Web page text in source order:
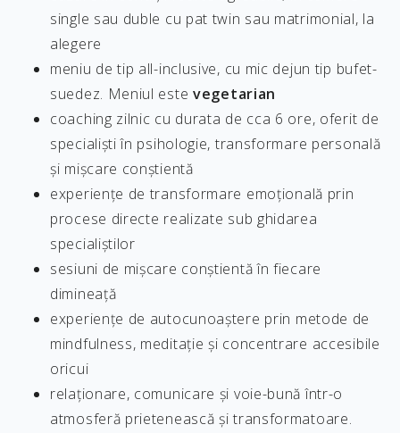
single sau duble cu pat twin sau matrimonial, la
alegere
meniu de tip all-inclusive, cu mic dejun tip bufet-
suedez. Meniul este vegetarian
coaching zilnic cu durata de cca 6 ore, oferit de
specialiști în psihologie, transformare personală
și mișcare conștientă
experiențe de transformare emoțională prin
procese directe realizate sub ghidarea
specialiștilor
sesiuni de mișcare conștientă în fiecare
dimineață
experiențe de autocunoaștere prin metode de
mindfulness, meditație și concentrare accesibile
oricui
relaționare, comunicare și voie-bună într-o
atmosferă prietenească și transformatoare.